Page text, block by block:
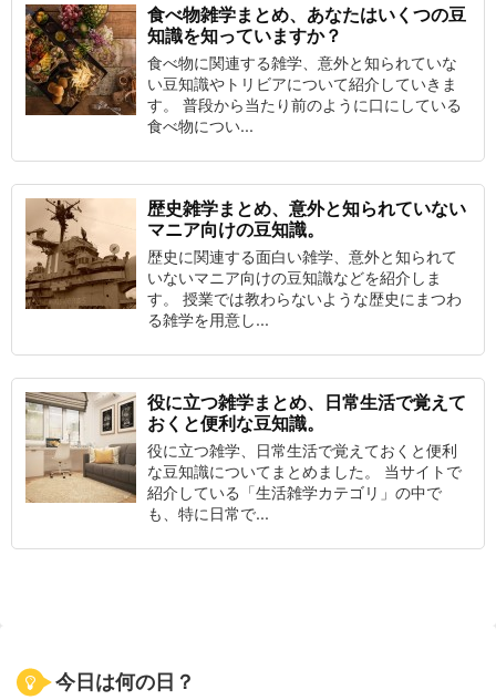
食べ物雑学まとめ、あなたはいくつの豆
知識を知っていますか？
食べ物に関連する雑学、意外と知られていな
い豆知識やトリビアについて紹介していきま
す。 普段から当たり前のように口にしている
食べ物につい...
歴史雑学まとめ、意外と知られていない
マニア向けの豆知識。
歴史に関連する面白い雑学、意外と知られて
いないマニア向けの豆知識などを紹介しま
す。 授業では教わらないような歴史にまつわ
る雑学を用意し...
役に立つ雑学まとめ、日常生活で覚えて
おくと便利な豆知識。
役に立つ雑学、日常生活で覚えておくと便利
な豆知識についてまとめました。 当サイトで
紹介している「生活雑学カテゴリ」の中で
も、特に日常で...
今日は何の日？